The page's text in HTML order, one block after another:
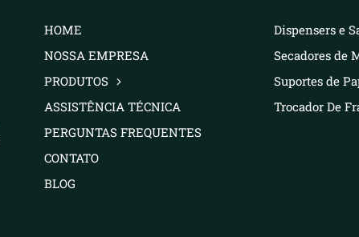
HOME
NOSSA EMPRESA
PRODUTOS
ASSISTÊNCIA TÉCNICA
PERGUNTAS FREQUENTES
CONTATO
BLOG
Dispensers e
Secadores de
Suportes de
Trocador De